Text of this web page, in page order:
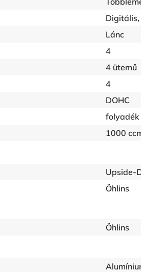
Lánc
4
4 ütemű
4
DOHC
folyadék
1000
Upside-
Öhlins
Öhlins